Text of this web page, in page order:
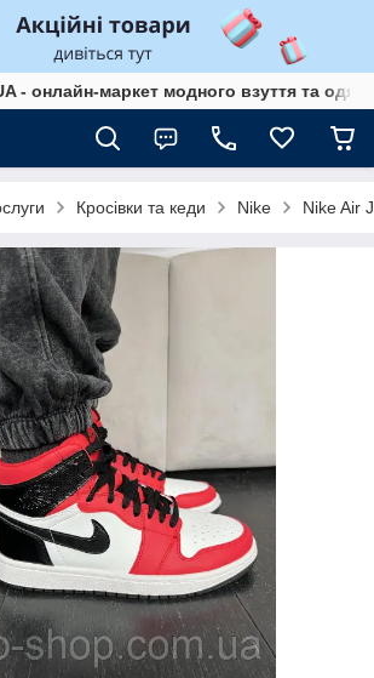
- онлайн-маркет модного взуття та
Кросівки та кеди Nike Nike Air